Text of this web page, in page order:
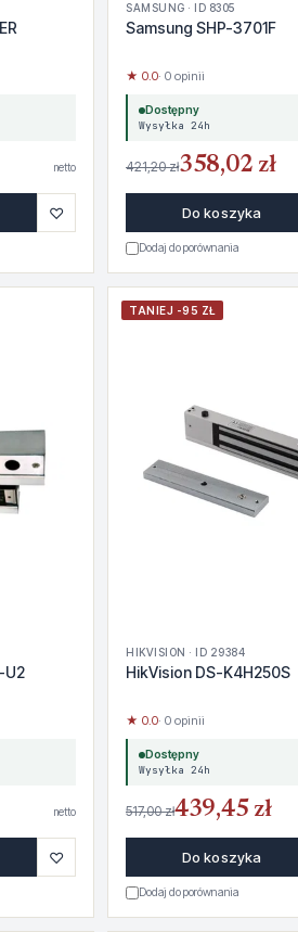
netto
♡
SAMSUNG · ID 8305
Samsung SHP-3701F
★ 0.0· 0 opinii
Dostępny
Wysyłka 24h
421,20 zł358,02 zł
Do koszyka
Dodaj do porównania
U2
netto
♡
TANIEJ -95 ZŁ
HIKVISION · ID 29384
HikVision DS-K4H250S
★ 0.0· 0 opinii
Dostępny
Wysyłka 24h
517,00 zł439,45 zł
Do koszyka
Dodaj do porównania